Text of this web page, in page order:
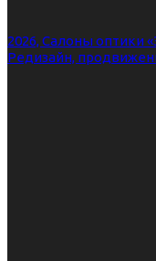
2026, Салоны оптики
Редизайн,